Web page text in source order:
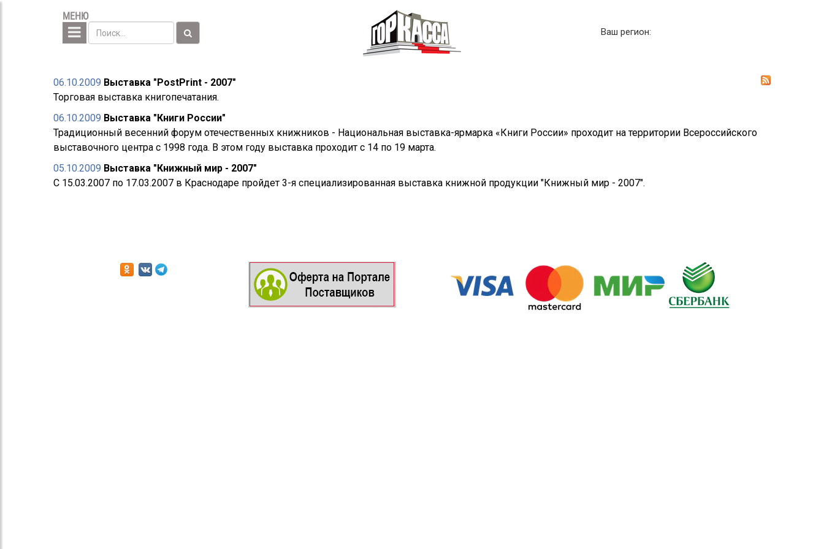
МЕНЮ
Ваш регион:
06.10.2009 Выставка "PostPrint - 2007"
Торговая выставка книгопечатания.
06.10.2009 Выставка "Книги России"
Традиционный весенний форум отечественных книжников - Национальная выставка-ярмарка «Книги России» проходит на территории Всероссийского
выставочного центра с 1998 года. В этом году выставка проходит с 14 по 19 марта.
05.10.2009 Выставка "Книжный мир - 2007"
С 15.03.2007 по 17.03.2007 в Краснодаре пройдет 3-я специализированная выставка книжной продукции "Книжный мир - 2007".